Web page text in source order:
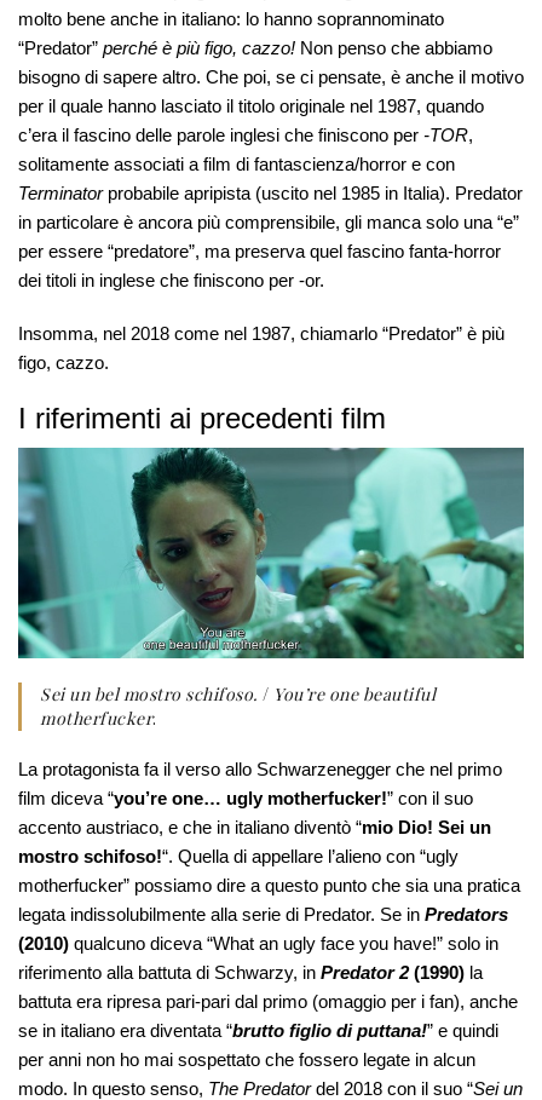
molto bene anche in italiano: lo hanno soprannominato
“Predator” perché è più figo, cazzo! Non penso che abbiamo
bisogno di sapere altro. Che poi, se ci pensate, è anche il motivo
per il quale hanno lasciato il titolo originale nel 1987, quando
c’era il fascino delle parole inglesi che finiscono per -TOR,
solitamente associati a film di fantascienza/horror e con
Terminatorprobabile apripista (uscito nel 1985 in Italia). Predator
in particolare è ancora più comprensibile, gli manca solo una “e”
per essere “predatore”, ma preserva quel fascino fanta-horror
dei titoli in inglese che finiscono per -or.
Insomma, nel 2018 come nel 1987, chiamarlo “Predator” è più
figo, cazzo.
I riferimenti ai precedenti film
Sei un bel mostro schifoso. / You’re one beautiful
motherfucker.
La protagonista fa il verso allo Schwarzenegger che nel primo
film diceva “you’re one… ugly motherfucker!” con il suo
accento austriaco, e che in italiano diventò “mio Dio! Sei un
mostro schifoso!“. Quella di appellare l’alieno con “ugly
motherfucker” possiamo dire a questo punto che sia una pratica
legata indissolubilmente alla serie di Predator. Se in Predators
(2010) qualcuno diceva “What an ugly face you have!” solo in
riferimento alla battuta di Schwarzy, in Predator 2(1990) la
battuta era ripresa pari-pari dal primo (omaggio per i fan), anche
se in italiano era diventata “brutto figlio di puttana!” e quindi
per anni non ho mai sospettato che fossero legate in alcun
modo. In questo senso, The Predatordel 2018 con il suo “Sei un